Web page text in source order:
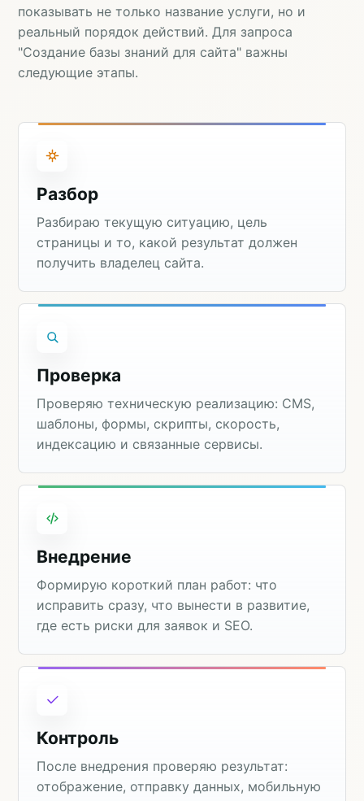
показывать не только название услуги, но и
реальный порядок действий. Для запроса
"Создание базы знаний для сайта" важны
следующие этапы.
Разбор
Разбираю текущую ситуацию, цель
страницы и то, какой результат должен
получить владелец сайта.
Проверка
Проверяю техническую реализацию: CMS,
шаблоны, формы, скрипты, скорость,
индексацию и связанные сервисы.
Внедрение
Формирую короткий план работ: что
исправить сразу, что вынести в развитие,
где есть риски для заявок и SEO.
Контроль
После внедрения проверяю результат:
отображение, отправку данных, мобильную